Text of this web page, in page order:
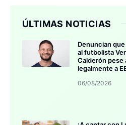
ÚLTIMAS NOTICIAS
Denuncian
al futbolista
Calderón pese
legalmente a
06/08/2026